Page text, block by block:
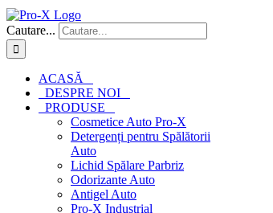
Cautare...
ACASĂ
DESPRE NOI
PRODUSE
Cosmetice Auto Pro-X
Detergenți pentru Spălătorii
Auto
Lichid Spălare Parbriz
Odorizante Auto
Antigel Auto
Pro-X Industrial